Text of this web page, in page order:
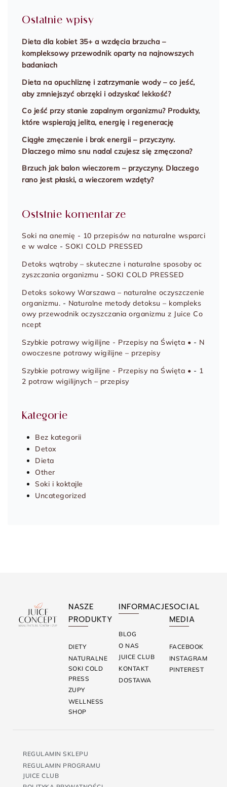
Ostatnie wpisy
Dieta dla kobiet 35+ a wzdęcia brzucha –
kompleksowy przewodnik oparty na najnowszych
badaniach
Dieta na opuchliznę i zatrzymanie wody – co jeść,
aby zmniejszyć obrzęki i odzyskać lekkość?
Co jeść przy stanie zapalnym organizmu? Produkty,
które wspierają jelita, energię i regenerację
Ciągłe zmęczenie i brak energii – przyczyny.
Dlaczego mimo snu nadal czujesz się zmęczona?
Brzuch jak balon wieczorem – przyczyny. Dlaczego
rano jest płaski, a wieczorem wzdęty?
Oststnie komentarze
Soki na anemię - 10 przepisów na naturalne wsparci
e w walce - SOKI COLD PRESSED
Detoks wątroby – skuteczne i naturalne sposoby oc
zyszczania organizmu - SOKI COLD PRESSED
Detoks sokowy Warszawa – naturalne oczyszczenie
organizmu. - Naturalne metody detoksu – kompleks
owy przewodnik oczyszczania organizmu z Juice Co
ncept
Szybkie potrawy wigilijne - Przepisy na Święta • - N
owoczesne potrawy wigilijne – przepisy
Szybkie potrawy wigilijne - Przepisy na Święta • - 1
2 potraw wigilijnych – przepisy
Kategorie
Bez kategorii
Detox
Dieta
Other
Soki i koktajle
Uncategorized
NASZE
PRODUKTY
DIETY
NATURALNE
SOKI COLD
PRESS
ZUPY
WELLNESS
SHOP
INFORMACJE
BLOG
O NAS
JUICE CLUB
KONTAKT
DOSTAWA
SOCIAL
MEDIA
FACEBOOK
INSTAGRAM
PINTEREST
REGULAMIN SKLEPU
REGULAMIN PROGRAMU
JUICE CLUB